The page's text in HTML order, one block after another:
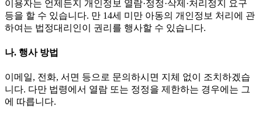
이용자는 언제든지 개인정보 열람·정정·삭제·처리정지 요구
등을 할 수 있습니다. 만 14세 미만 아동의 개인정보 처리에 관
하여는 법정대리인이 권리를 행사할 수 있습니다.
나. 행사 방법
이메일, 전화, 서면 등으로 문의하시면 지체 없이 조치하겠습
니다. 다만 법령에서 열람 또는 정정을 제한하는 경우에는 그
에 따릅니다.